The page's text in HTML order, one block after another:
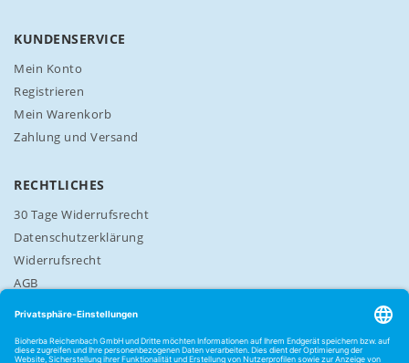
n
KUNDENSERVICE
Mein Konto
Registrieren
Mein Warenkorb
Zahlung und Versand
RECHTLICHES
30 Tage Widerrufsrecht
Datenschutzerklärung
Widerrufsrecht
AGB